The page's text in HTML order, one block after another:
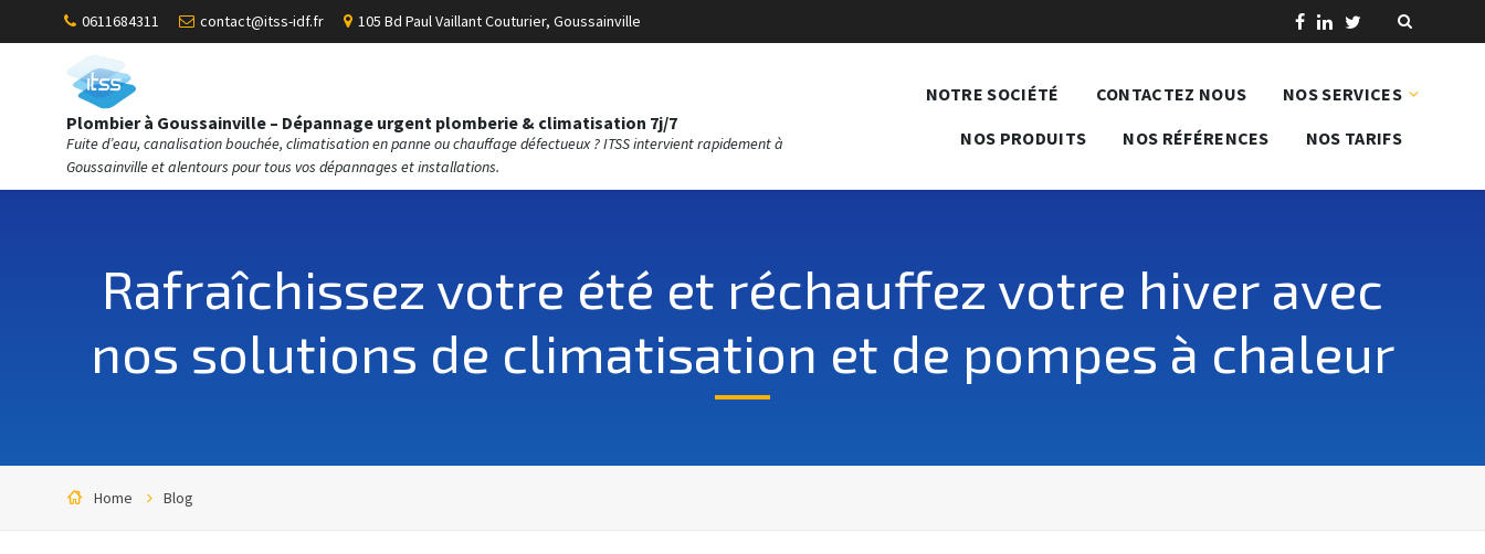
0611684311 contact@itss-idf.fr 105 Bd Paul Vaillant Couturier, Goussainville
Plombier à Goussainville – Dépannage urgent plomberie & climatisation 7j/7
Fuite d’eau, canalisation bouchée, climatisation en panne ou chauffage défectueux ? ITSS intervient rapidement à
Goussainville et alentours pour tous vos dépannages et installations.
NOTRE SOCIÉTÉ CONTACTEZ NOUS
NOS SERVICES
NOS PRODUITS
NOS RÉFÉRENCES NOS TARIFS
Rafraîchissez votre été et réchauffez votre hiver avec
nos solutions de climatisation et de pompes à chaleur
Home Blog